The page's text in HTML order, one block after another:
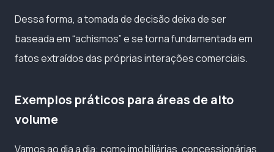
Dessa forma, a tomada de decisão deixa de ser
baseada em “achismos” e se torna fundamentada em
fatos extraídos das próprias interações comerciais.
Exemplos práticos para áreas de alto
volume
Vamos ao dia a dia: como imobiliárias, concessionárias